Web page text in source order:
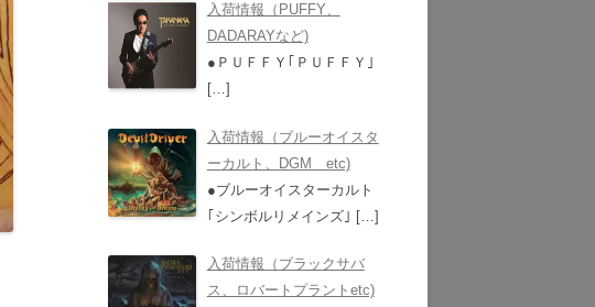
入荷情報（PUFFY、
DADARAYなど)
●ＰＵＦＦＹ｢ＰＵＦＦＹ｣
[…]
入荷情報（ブルーオイスタ
ーカルト、DGM etc)
●ブルーオイスターカルト
｢シンボルリメインズ｣ […]
入荷情報（ブラックサバ
ス、ロバートプラントetc)